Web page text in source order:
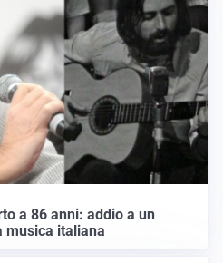
a 86 anni: addio a un
musica italiana